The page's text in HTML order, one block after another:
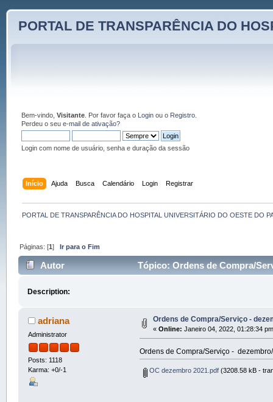
PORTAL DE TRANSPARÊNCIA DO
Bem-vindo, Visitante. Por favor faça o Loginou o Registro.
Perdeu o seu e-mail de ativação?
Login com nome de usuário, senha e duração da sessão
Início Ajuda Busca Calendário Login Registrar
PORTAL DE TRANSPARÊNCIA DO HOSPITAL UNIVERSITÁRIO DO OESTE DO
Páginas: [1]Ir para o Fim
Autor Tópico: Ordens de Compra/
Description:
adriana
Administrator
Posts: 1118
Karma: +0/-1
Ordens de Compra/Serviço -
« Online: Janeiro 04, 2022, 01:28:34
Ordens de Compra/Serviço -
OC dezembro 2021.pdf(3208.58 kB -